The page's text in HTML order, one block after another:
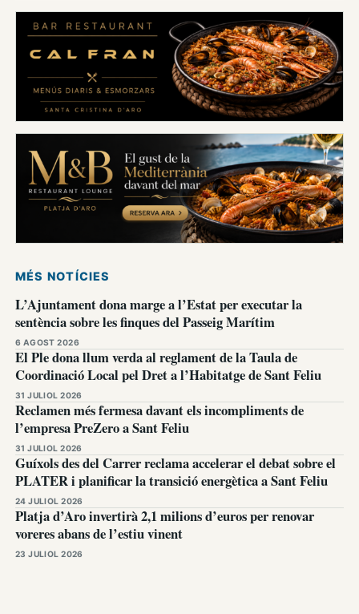
MÉS NOTÍCIES
L’Ajuntament dona marge a l’Estat per executar la
sentència sobre les finques del Passeig Marítim
6 AGOST 2026
El Ple dona llum verda al reglament de la Taula de
Coordinació Local pel Dret a l’Habitatge de Sant Feliu
31 JULIOL 2026
Reclamen més fermesa davant els incompliments de
l’empresa PreZero a Sant Feliu
31 JULIOL 2026
Guíxols des del Carrer reclama accelerar el debat sobre el
PLATER i planificar la transició energètica a Sant Feliu
24 JULIOL 2026
Platja d’Aro invertirà 2,1 milions d’euros per renovar
voreres abans de l’estiu vinent
23 JULIOL 2026